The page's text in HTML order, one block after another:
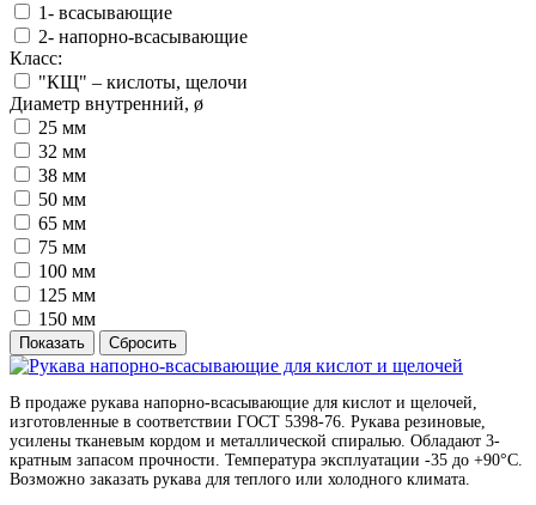
1- всасывающие
2- напорно-всасывающие
Класс:
"КЩ" – кислоты, щелочи
Диаметр внутренний, ø
25 мм
32 мм
38 мм
50 мм
65 мм
75 мм
100 мм
125 мм
150 мм
В продаже рукава напорно-всасывающие для кислот и щелочей,
изготовленные в соответствии ГОСТ 5398-76. Рукава резиновые,
усилены тканевым кордом и металлической спиралью. Обладают 3-
кратным запасом прочности. Температура эксплуатации -35 до +90°С.
Возможно заказать рукава для теплого или холодного климата.